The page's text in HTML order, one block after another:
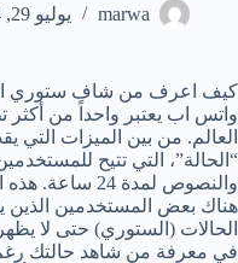
marwa يوليو 29, 2024
كيف اعرف من شاف ستوري
واتس اب يعتبر واحداً من أكثر
العالم. من بين الميزات التي
“الحالة”، التي تتيح
والنصوص لمدة
هناك بعض المستخدمين الذين
الحالات (الستوري) حتى لا
في معرفة من شاهد حالتك